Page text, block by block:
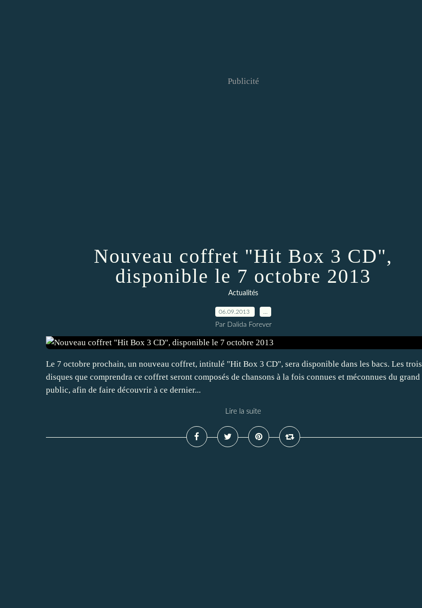
Publicité
Nouveau coffret "Hit Box 3 CD",
disponible le 7 octobre 2013
Actualités
06.09.2013
Par Dalida Forever
Le 7 octobre prochain, un nouveau coffret, intitulé "Hit Box 3 CD", sera disponible dans les bacs. Les trois
disques que comprendra ce coffret seront composés de chansons à la fois connues et méconnues du grand
public, afin de faire découvrir à ce dernier...
Lire la suite